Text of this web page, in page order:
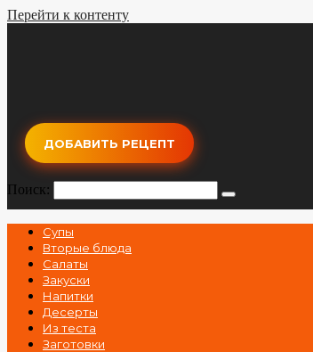
Перейти к контенту
ДОБАВИТЬ РЕЦЕПТ
Поиск:
Супы
Вторые блюда
Салаты
Закуски
Напитки
Десерты
Из теста
Заготовки